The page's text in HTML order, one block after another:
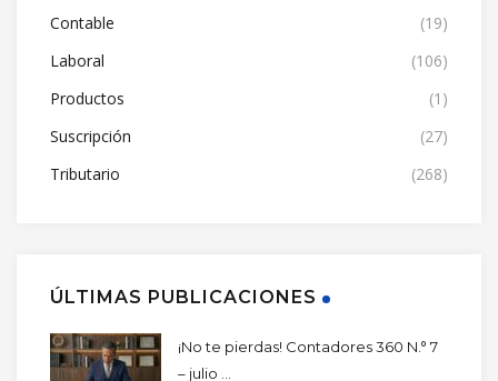
Contable
(19)
Laboral
(106)
Productos
(1)
Suscripción
(27)
Tributario
(268)
ÚLTIMAS PUBLICACIONES
¡No te pierdas! Contadores 360 N.° 7
– julio ...